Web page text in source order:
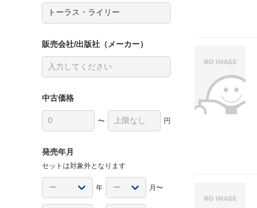
販売会社/出版社（メーカー）
中古価格
〜 円
発売年月
セットは対象外となります
年 月〜